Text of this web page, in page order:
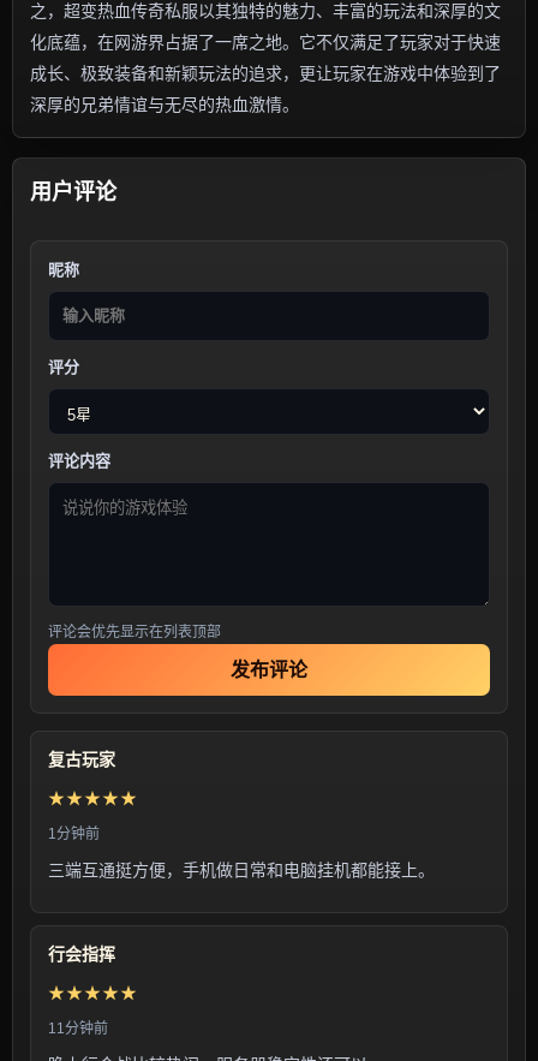
之，超变热血传奇私服以其独特的魅力、丰富的玩法和深厚的文
化底蕴，在网游界占据了一席之地。它不仅满足了玩家对于快速
成长、极致装备和新颖玩法的追求，更让玩家在游戏中体验到了
深厚的兄弟情谊与无尽的热血激情。
用户评论
昵称
评分
评论内容
评论会优先显示在列表顶部
发布评论
复古玩家
★★★★★
1分钟前
三端互通挺方便，手机做日常和电脑挂机都能接上。
行会指挥
★★★★★
11分钟前